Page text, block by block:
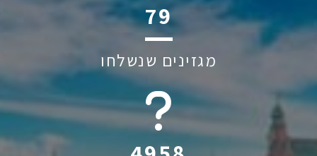
114
מגזינים שנשלחו